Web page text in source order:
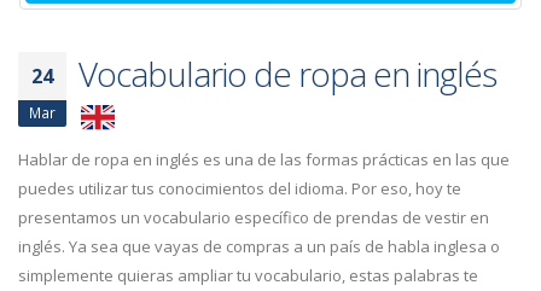
24
Mar
Vocabulario de ropa en inglés
Hablar de ropa en inglés es una de las formas prácticas en las que
puedes utilizar tus conocimientos del idioma. Por eso, hoy te
presentamos un vocabulario específico de prendas de vestir en
inglés. Ya sea que vayas de compras a un país de habla inglesa o
simplemente quieras ampliar tu vocabulario, estas palabras te